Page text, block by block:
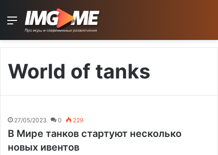
Menu
World of tanks
27/05/2023 0 229
В Мире танков стартуют несколько
новых ивентов